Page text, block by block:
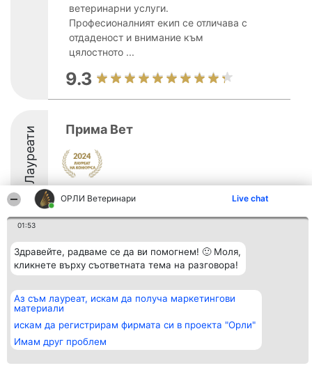
ОРЛИ Ветеринари Live chat
01:53
Здравейте, радваме се да ви помогнем! 🙂 Моля,
кликнете върху съответната тема на разговора!
Аз съм лауреат, искам да получа маркетингови
материали
искам да регистрирам фирмата си в проекта "Орли"
Имам друг проблем
ветеринарни услуги.
Професионалният екип се отличава с
отдаденост и внимание към
цялостното ...
9.3
Лауреати Прима Вет
Организатор на
класиране
Beautiful Company S.R.L.
BulevardulAleea Timișul De
4, Ap. 13
București 53-238
Класация
Победители
Списък на
всички
победители
Правила
поверителност
Контакти
Контакти